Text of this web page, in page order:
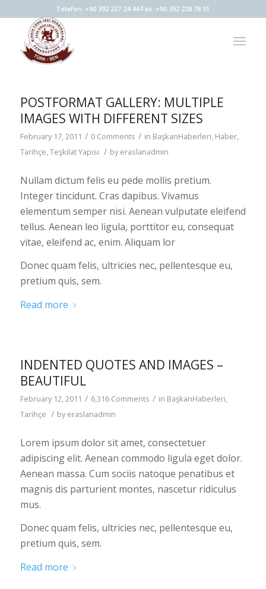
Telefon: +90 392 227 24 44 Fax: +90 392 228 78 31
POSTFORMAT GALLERY: MULTIPLE
IMAGES WITH DIFFERENT SIZES
February 17, 2011 / 0 Comments / in BaşkanHaberleri, Haber,
Tarihçe,Teşkilat Yapısı / byeraslanadmin
Nullam dictum felis eu pede mollis pretium.
Integer tincidunt. Cras dapibus. Vivamus
elementum semper nisi. Aenean vulputate eleifend
tellus. Aenean leo ligula, porttitor eu, consequat
vitae, eleifend ac, enim. Aliquam lor
Donec quam felis, ultricies nec, pellentesque eu,
pretium quis, sem.
Read more
INDENTED QUOTES AND IMAGES –
BEAUTIFUL
February 12, 2011 / 6,316 Comments / in BaşkanHaberleri,
Tarihçe / byeraslanadmin
Lorem ipsum dolor sit amet, consectetuer
adipiscing elit. Aenean commodo ligula eget dolor.
Aenean massa. Cum sociis natoque penatibus et
magnis dis parturient montes, nascetur ridiculus
mus.
Donec quam felis, ultricies nec, pellentesque eu,
pretium quis, sem.
Read more